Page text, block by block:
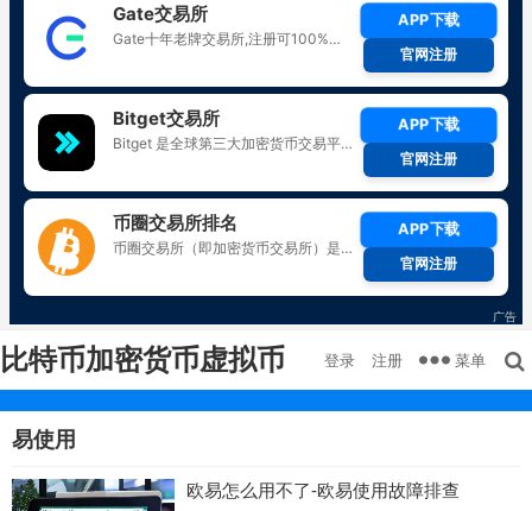
比特币加密货币虚拟币 登录 注册 菜单
易使用
欧易怎么用不了-欧易使用故障排查